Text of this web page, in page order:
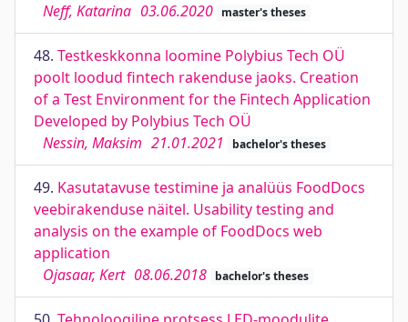
Neff, Katarina 03.06.2020 master's theses
48. Testkeskkonna loomine Polybius Tech OÜ
poolt loodud fintech rakenduse jaoks. Creation
of a Test Environment for the Fintech Application
Developed by Polybius Tech OÜ
Nessin, Maksim 21.01.2021 bachelor's theses
49. Kasutatavuse testimine ja analüüs FoodDocs
veebirakenduse näitel. Usability testing and
analysis on the example of FoodDocs web
application
Ojasaar, Kert 08.06.2018 bachelor's theses